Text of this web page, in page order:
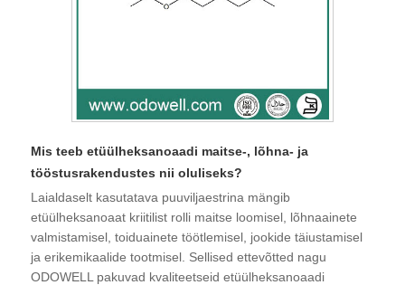
Mis teeb etüülheksanoaadi maitse-, lõhna- ja
tööstusrakendustes nii oluliseks?
Laialdaselt kasutatava puuviljaestrina mängib
etüülheksanoaat kriitilist rolli maitse loomisel, lõhnaainete
valmistamisel, toiduainete töötlemisel, jookide täiustamisel
ja erikemikaalide tootmisel. Sellised ettevõtted nagu
ODOWELL pakuvad kvaliteetseid etüülheksanoaadi